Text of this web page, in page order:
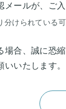
ールが、ご
分けられている
場合、誠に恐
いたします。